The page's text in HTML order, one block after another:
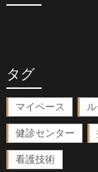
タグ
マイペース
健診センター
看護技術